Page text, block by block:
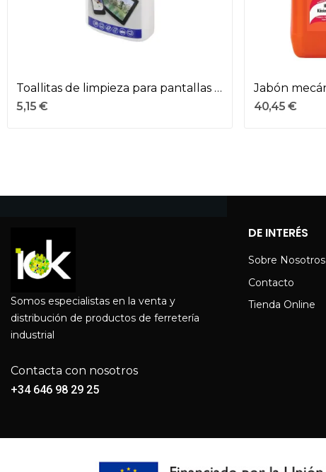
Toallitas de limpieza para pantallas tft, lcd i...
5,15 €
40,45 €
Somos especialistas en la venta y
distribución de productos de ferretería
industrial
Contacta con nosotros
+34 646 98 29 25
DE INTERÉS
Sobre Nosotros
Contacto
Tienda Online